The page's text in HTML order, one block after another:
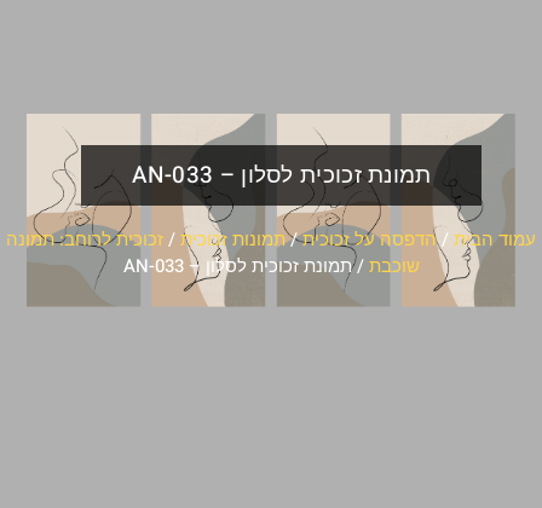
תמונת זכוכית לסלון – AN-033
עמוד הבית /הדפסה על זכוכית/תמונות זכוכית/זכוכית לרוחב: תמונה
שוכבת/ תמונת זכוכית לסלון – AN-033